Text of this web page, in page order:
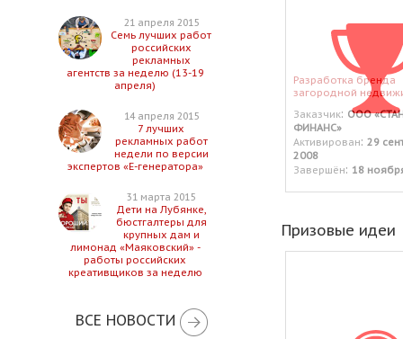
21 апреля 2015
Семь лучших работ
российских
рекламных
агентств за неделю (13-19
апреля)
14 апреля 2015
7 лучших
рекламных работ
недели по версии
экспертов «Е-генератора»
31 марта 2015
Дети на Лубянке,
бюстгалтеры для
крупных дам и
лимонад «Маяковский» -
работы российских
креативщиков за неделю
ВСЕ НОВОСТИ
Разработка бренда
загородной
Заказчик: ООО
ФИНАНС»
Активирован: 29
2008
Завершён: 18
Призовые идеи